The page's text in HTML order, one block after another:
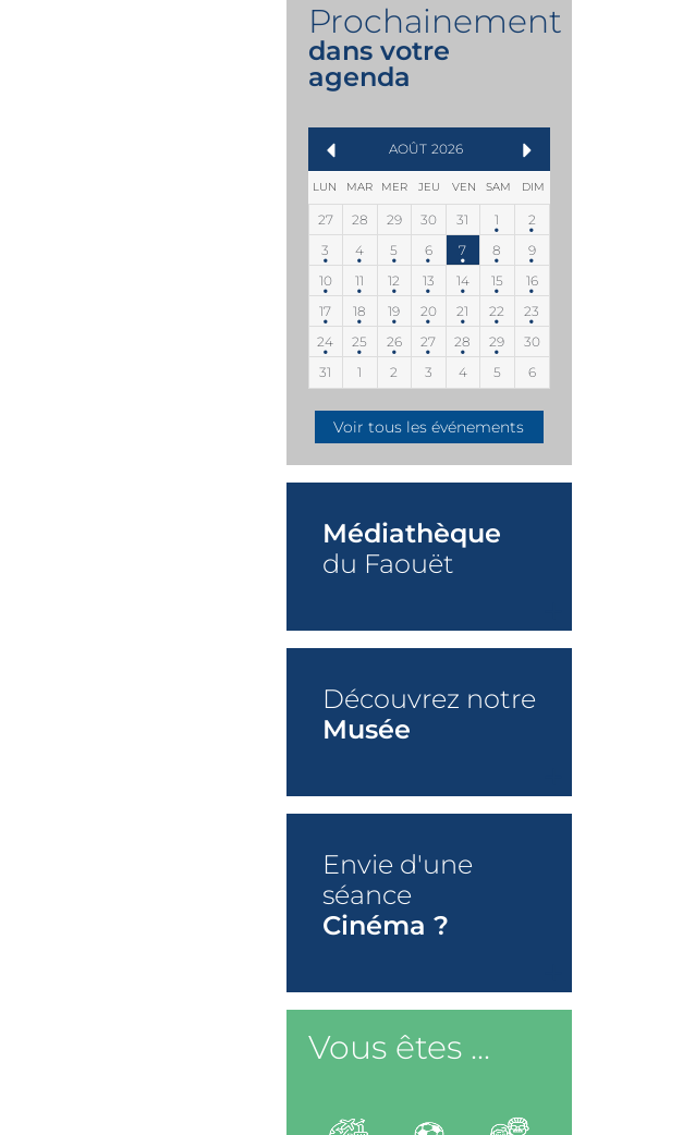
Prochainement
dans votre
agenda
AOÛT 2026
LUN MAR MER JEU VEN SAM DIM
27 28 29 30 31 1
2
3
4 5 6 7 8
9
10
11 12 13 14 15
16
17
18 19 20 21 22
23
24
25 26 27 28 29
30
31
1 2 3 4 5 6
Voir tous les événements
Médiathèque
du Faouët
Découvrez notre
Musée
Envie d'une
séance
Cinéma ?
Vous êtes ...